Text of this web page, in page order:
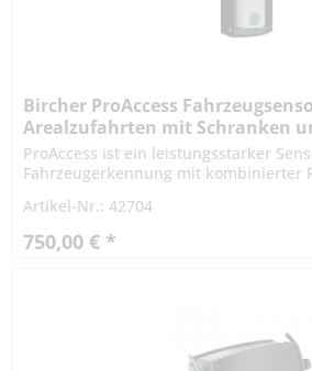
Bircher ProAccess
Arealzufahrten mit Schranken
ProAccess ist ein leistungsstarker
Fahrzeugerkennung mit kombinierter
Parkscheinautomaten, Tore oder...
Artikel-Nr.: 42704
750,00 € *